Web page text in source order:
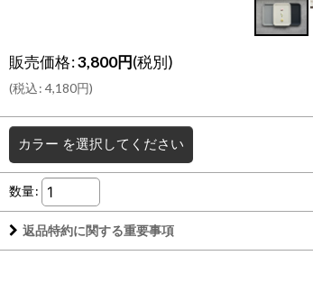
販売価格:3,800円(税別)
(税込: 4,180円)
カラー を選択してください
数量:
返品特約に関する重要事項